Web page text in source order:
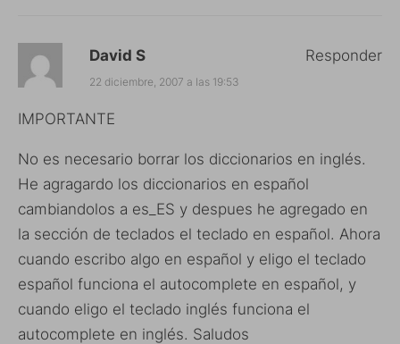
David S
22 diciembre, 2007 a las 19:53
IMPORTANTE
No es necesario borrar los diccionarios en inglés.
He agragardo los diccionarios en español
cambiandolos a es_ES y despues he agregado en
la sección de teclados el teclado en español. Ahora
cuando escribo algo en español y eligo el teclado
español funciona el autocomplete en español, y
cuando eligo el teclado inglés funciona el
autocomplete en inglés. Saludos
Responder